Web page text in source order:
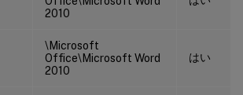
2010
\Microsoft
Office\Microsoft Word
2010
はい